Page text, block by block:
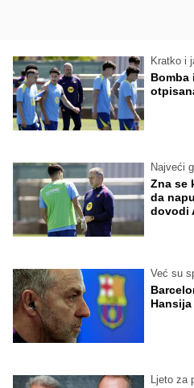
Kratko i
Bomba
Najveći
Zna se
da
dovodi
Već su
Ljeto za